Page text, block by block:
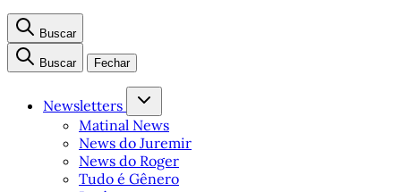
Buscar
Buscar Fechar
Newsletters
Matinal News
News do Juremir
News do Roger
Tudo é Gênero